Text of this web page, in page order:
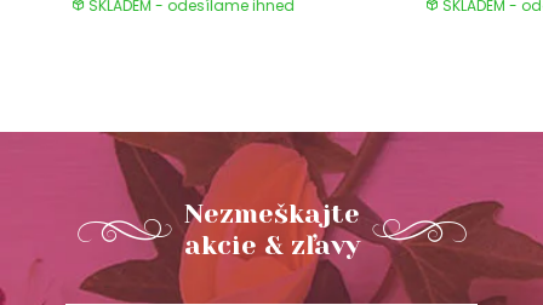
SKLADEM - odesílame ihned SKLADEM -
Nezmeškajte
akcie & zľavy